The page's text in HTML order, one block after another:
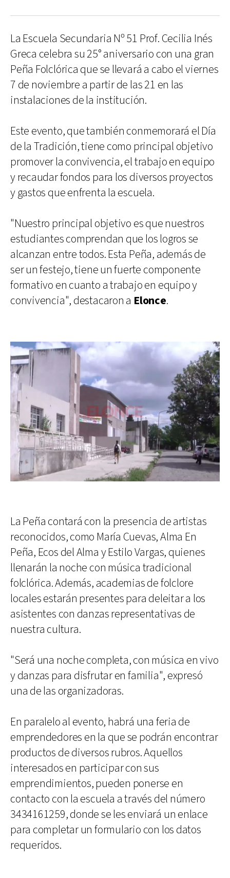
La Escuela Secundaria Nº 51 Prof. Cecilia Inés
Greca celebra su 25° aniversario con una gran
Peña Folclórica que se llevará a cabo el viernes
7 de noviembre a partir de las 21 en las
instalaciones de la institución.
Este evento, que también conmemorará el Día
de la Tradición, tiene como principal objetivo
promover la convivencia, el trabajo en equipo
y recaudar fondos para los diversos proyectos
y gastos que enfrenta la escuela.
"Nuestro principal objetivo es que nuestros
estudiantes comprendan que los logros se
alcanzan entre todos. Esta Peña, además de
ser un festejo, tiene un fuerte componente
formativo en cuanto a trabajo en equipo y
convivencia", destacaron a Elonce.
La Peña contará con la presencia de artistas
reconocidos, como María Cuevas, Alma En
Peña, Ecos del Alma y Estilo Vargas, quienes
llenarán la noche con música tradicional
folclórica. Además, academias de folclore
locales estarán presentes para deleitar a los
asistentes con danzas representativas de
nuestra cultura.
"Será una noche completa, con música en vivo
y danzas para disfrutar en familia", expresó
una de las organizadoras.
En paralelo al evento, habrá una feria de
emprendedores en la que se podrán encontrar
productos de diversos rubros. Aquellos
interesados en participar con sus
emprendimientos, pueden ponerse en
contacto con la escuela a través del número
3434161259, donde se les enviará un enlace
para completar un formulario con los datos
requeridos.